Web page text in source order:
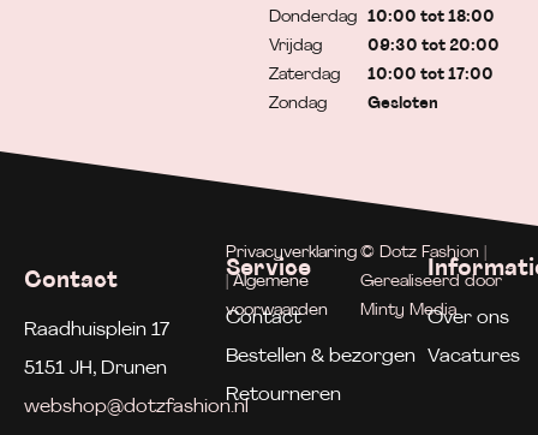
Donderdag
Vrijdag
Zaterdag
Zondag
10:00 tot 18:00
09:30 tot 20:00
10:00 tot 17:00
Gesloten
Contact
Raadhuisplein 17
5151 JH, Drunen
webshop@dotzfashion.nl
Service
Contact
Bestellen & bezorgen
Retourneren
Over ons
Vacatures
Privacyverklaring
| Algemene
voorwaarden
© Dotz Fashion |
Gerealiseerd door
Minty Media